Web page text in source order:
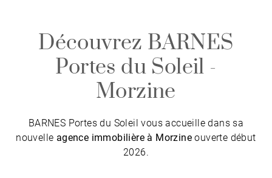
Découvrez BARNES
Portes du Soleil -
Morzine
BARNES Portes du Soleil vous accueille dans sa
nouvelle agence immobilière à Morzine ouverte début
2026.